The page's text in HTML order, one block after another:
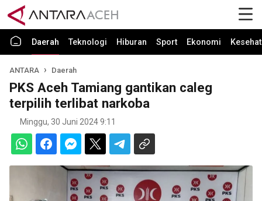
Daerah Teknologi Hiburan Sport Ekonomi
ANTARA Daerah
PKS Aceh Tamiang gantikan caleg
terpilih terlibat narkoba
Minggu, 30 Juni 2024 9:11